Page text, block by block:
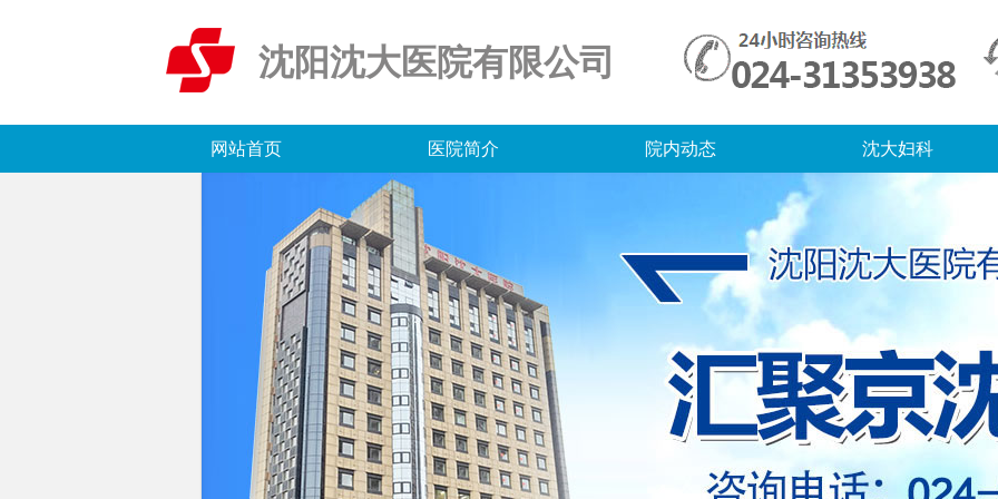
沈阳沈大医院有限公司
网站首页 医院简介 院内动态 沈大妇科